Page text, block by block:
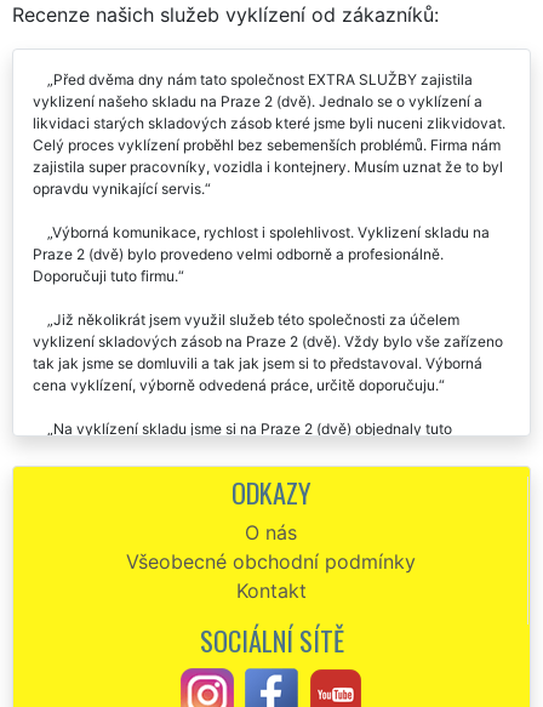
Recenze našich služeb vyklízení od zákazníků:
Před dvěma dny nám tato společnost EXTRA SLUŽBY zajistila
vyklizení našeho skladu na Praze 2 (dvě). Jednalo se o vyklízení a
likvidaci starých skladových zásob které jsme byli nuceni zlikvidovat.
Celý proces vyklízení proběhl bez sebemenších problémů. Firma nám
zajistila super pracovníky, vozidla i kontejnery. Musím uznat že to byl
opravdu vynikající servis.
Výborná komunikace, rychlost i spolehlivost. Vyklizení skladu na
Praze 2 (dvě) bylo provedeno velmi odborně a profesionálně.
Doporučuji tuto firmu.
Již několikrát jsem využil služeb této společnosti za účelem
vyklizení skladových zásob na Praze 2 (dvě). Vždy bylo vše zařízeno
tak jak jsme se domluvili a tak jak jsem si to představoval. Výborná
cena vyklízení, výborně odvedená práce, určitě doporučuju.
Na vyklízení skladu jsme si na Praze 2 (dvě) objednaly tuto
všech zúčastněných pracovníků. Rozhodně chválíme takovýto přístup
ODKAZY
O nás
Všeobecné obchodní podmínky
Kontakt
SOCIÁLNÍ SÍTĚ